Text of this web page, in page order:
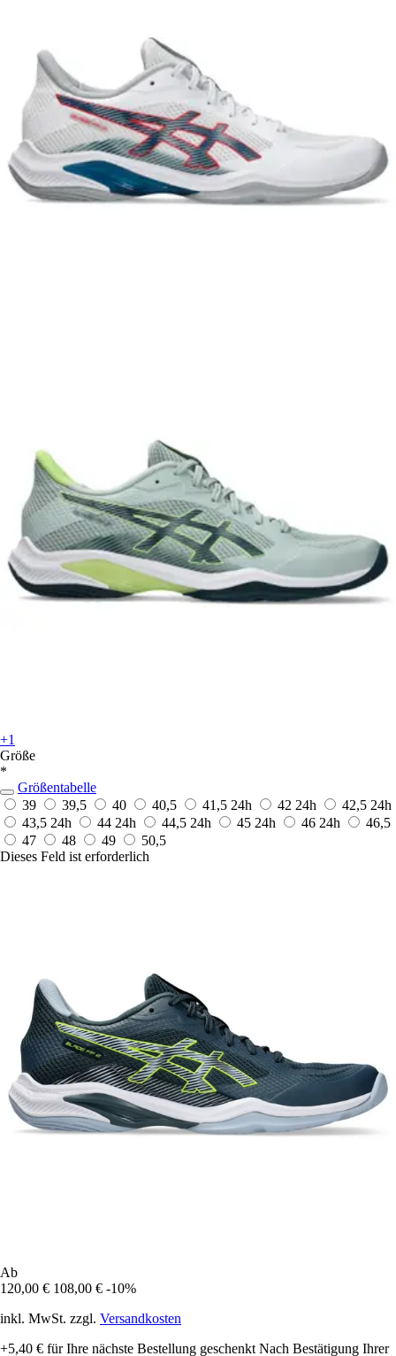
+1
Größe
*
Größentabelle
39
39,5 40 40,5 41,5 24h 42 24h 42,5 24h
43,5 24h 44 24h 44,5 24h 45 24h 46 24h
46,5
47
48 49
50,5
Dieses Feld ist erforderlich
Ab
120,00 € 108,00 € -10%
inkl. MwSt. zzgl. Versandkosten
+5,40 € für Ihre nächste Bestellung geschenkt Nach Bestätigung Ihrer